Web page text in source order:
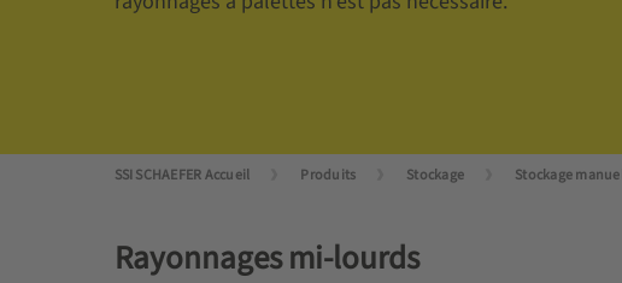
SSI SCHAEFER Accueil Produits Stockage Stockage
Rayonnages mi-lourds